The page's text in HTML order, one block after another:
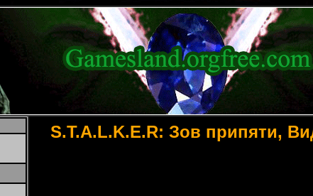
S.T.A.L.K.E.R: Зов припяти,